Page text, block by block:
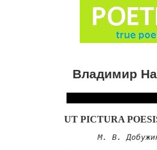
Владимир
UT PICTURA
М. В.